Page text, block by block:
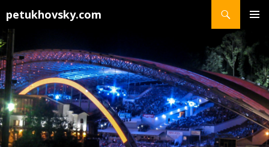
petukhovsky.com
MENU
SKIP
TO
CONTENT